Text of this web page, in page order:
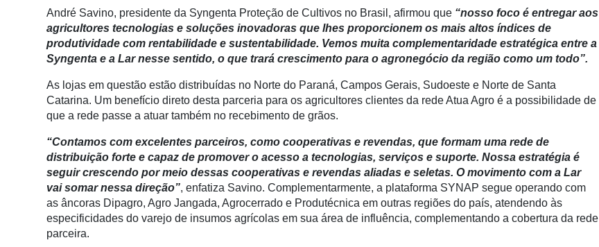
Commerce
Informatização
Agricultura
Software
Empresarial
Tecnologia
Recursos
André Savino, presidente da Syngenta Proteção de Cultivos no Brasil, afirmou que “nosso foco é entregar aos
agricultores tecnologias e soluções inovadoras que lhes proporcionem os mais altos índices de
produtividade com rentabilidade e sustentabilidade. Vemos muita complementaridade estratégica entre a
Syngenta e a Lar nesse sentido, o que trará crescimento para o agronegócio da região como um todo”.
As lojas em questão estão distribuídas no Norte do Paraná, Campos Gerais, Sudoeste e Norte de Santa
Catarina. Um benefício direto desta parceria para os agricultores clientes da rede Atua Agro é a possibilidade de
que a rede passe a atuar também no recebimento de grãos.
“Contamos com excelentes parceiros, como cooperativas e revendas, que formam uma rede de
distribuição forte e capaz de promover o acesso a tecnologias, serviços e suporte. Nossa estratégia é
seguir crescendo por meio dessas cooperativas e revendas aliadas e seletas. O movimento com a Lar
vai somar nessa direção”, enfatiza Savino. Complementarmente, a plataforma SYNAP segue operando com
as âncoras Dipagro, Agro Jangada, Agrocerrado e Produtécnica em outras regiões do país, atendendo às
especificidades do varejo de insumos agrícolas em sua área de influência, complementando a cobertura da rede
parceira.